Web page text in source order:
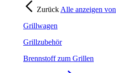
Zurück Alle anzeigen von
Grillwagen
Grillzubehör
Brennstoff zum Grillen